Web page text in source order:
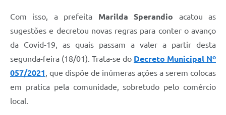
Com isso, a prefeita Marilda Sperandio acatou as
sugestões e decretou novas regras para conter o avanço
da Covid-19, as quais passam a valer a partir desta
segunda-feira (18/01). Trata-se do Decreto Municipal Nº
057/2021, que dispõe de inúmeras ações a serem colocas
em pratica pela comunidade, sobretudo pelo comércio
local.